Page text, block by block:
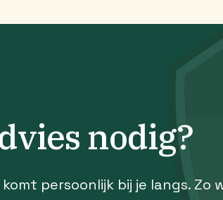
nodig?
persoonlijk bij je langs. Zo